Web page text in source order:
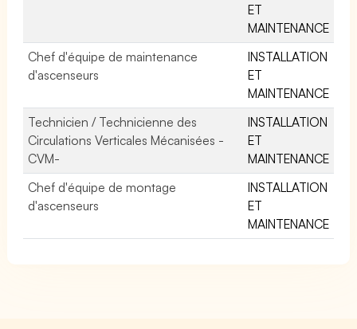
ET
MAINTENANCE
Chef d'équipe de maintenance
d'ascenseurs
INSTALLATION
ET
MAINTENANCE
Technicien / Technicienne des
Circulations Verticales Mécanisées -
CVM-
INSTALLATION
ET
MAINTENANCE
Chef d'équipe de montage
d'ascenseurs
INSTALLATION
ET
MAINTENANCE